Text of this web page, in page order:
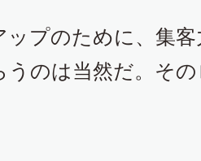
ップのために、集
うのは当然だ。そ